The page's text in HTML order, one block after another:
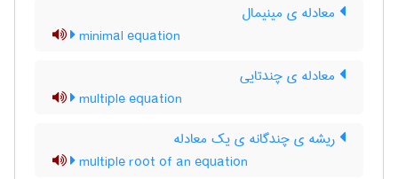
معادله ی مینیمال
minimal equation
معادله ی چندتایی
multiple equation
ریشه ی چندگانه ی یک معادله
multiple root of an equation